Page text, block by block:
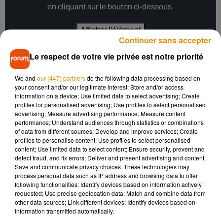
en cliquant sur le bouton ci-dessous.
Afficher l'élément
Une nouvelle battue ce lundi matin
Une soixantaine de gendarmes, une brigade cynophile et un
hélicoptère sont mobilisés ce lundi pour la suite des
recherches dont le périmètre a été élargi. Près de 200
bénévoles, dont des chasseurs locaux, participent
également à une battue. Toutes les maisons du hameau ont
été perquisitionnées. Hier, un appel à témoins avec une
photo de l’enfant avait été lancé par les autorités. Le temps
presse et une course contre-la-montre s’est engagée, les 48
premières heures étant considérées comme cruciales dans
Le respect de votre vie privée est notre priorité
We and our (447) partnersdo the following data processing based on
your consent and/or our legitimate interest: Store and/or access
information on a device; Use limited data to select advertising; Create
profiles for personalised advertising; Use profiles to select personalised
advertising; Measure advertising performance; Measure content
performance; Understand audiences through statistics or combinations
of data from different sources; Develop and improve services; Create
profiles to personalise content; Use profiles to select personalised
content; Use limited data to select content; Ensure security, prevent and
detect fraud, and fix errors; Deliver and present advertising and content;
Save and communicate privacy choices. These technologies may
process personal data such as IP address and browsing data to offer
following functionalities: Identify devices based on information actively
requested; Use precise geolocation data; Match and combine data from
other data sources; Link different devices; Identify devices based on
information transmitted automatically.
Continuer sans accepter